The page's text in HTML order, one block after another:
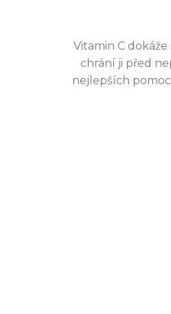
Vitamin C
chrání ji před
nejlepších